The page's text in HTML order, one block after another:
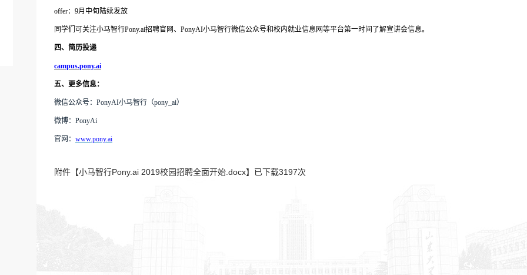
offer：9月中旬陆续发放
同学们可关注小马智行Pony.ai招聘官网、PonyAI小马智行微信公众号和校内就业信息网等平台第一时间了解宣讲会信息。
四、简历投递
campus.pony.ai
五、更多信息：
微信公众号： PonyAI小马智行（pony_ai）
微博： PonyAi
官网： www.pony.ai
附件【小马智行Pony.ai 2019校园招聘全面开始.docx】已下载3197次